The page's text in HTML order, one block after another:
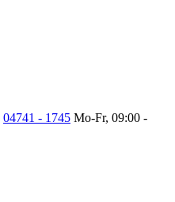
04741 - 1745 Mo-Fr, 09:00 -